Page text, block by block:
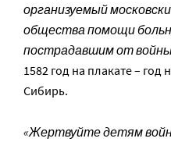
организуемый
общества помощи
пострадавшим от
1582 год на плакате – год
Сибирь.
«Жертвуйте детям